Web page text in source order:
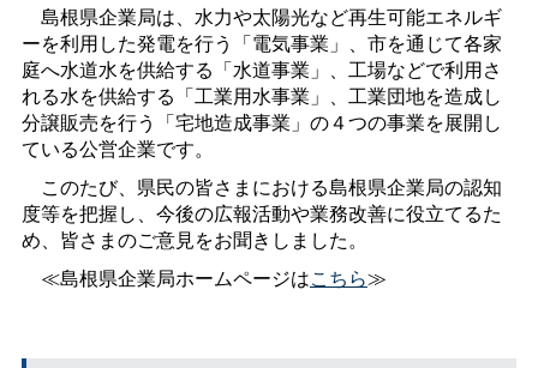
島根県企業局は、水力や太陽光など再生可能エネルギ
ーを利用した発電を行う「電気事業」、市を通じて各家
庭へ水道水を供給する「水道事業」、工場などで利用さ
れる水を供給する「工業用水事業」、工業団地を造成し
分譲販売を行う「宅地造成事業」の４つの事業を展開し
ている公営企業です。
このたび、県民の皆さまにおける島根県企業局の認知
度等を把握し、今後の広報活動や業務改善に役立てるた
め、皆さまのご意見をお聞きしました。
≪島根県企業局ホームページはこちら≫